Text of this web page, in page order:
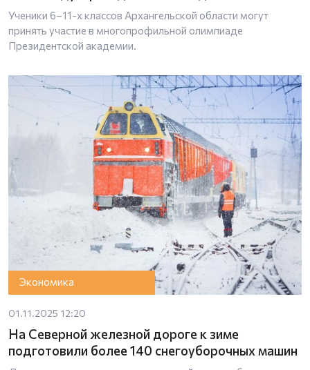
Ученики 6–11-х классов Архангельской области могут
принять участие в многопрофильной олимпиаде
Президентской академии.
Экономика
01.11.2025 12:20
На Северной железной дороге к зиме
подготовили более 140 снегоуборочных машин